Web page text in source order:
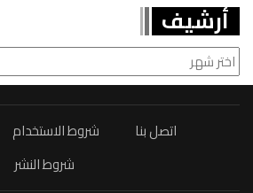
أرشيف
أرشيف
اتصل بنا شروط الاستخدام
شروط النشر